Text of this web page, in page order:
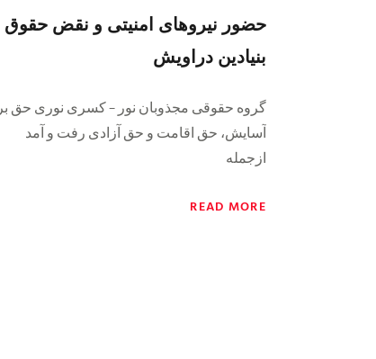
حضور نیروهای امنیتی و نقض حقوق
بنیادین دراویش
گروه حقوقی مجذوبان نور – کسری نوری ‌حق بر
آسایش، حق اقامت و حق آزادی رفت و آمد
ازجمله
READ MORE